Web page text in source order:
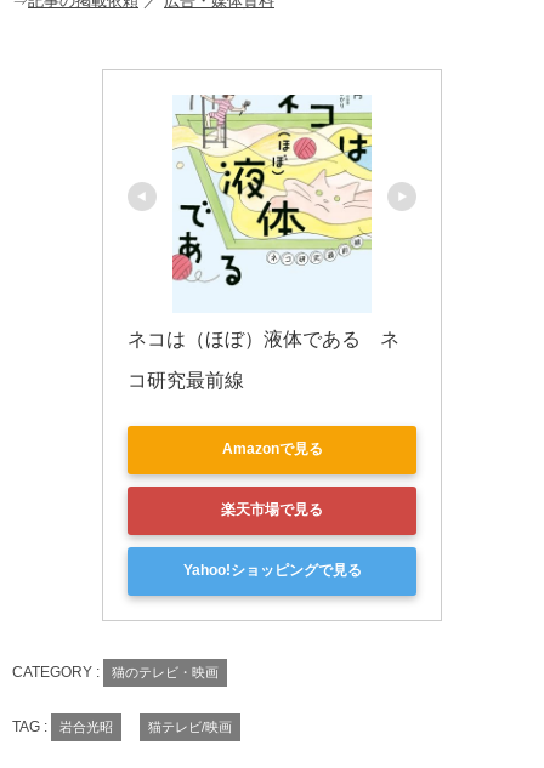
o
ネコは（ほぼ）液体である　ネ
コ研究最前線
Amazonで見る
楽天市場で見る
Yahoo!ショッピングで見る
CATEGORY : 猫のテレビ・映画
TAG : 岩合光昭 猫テレビ/映画